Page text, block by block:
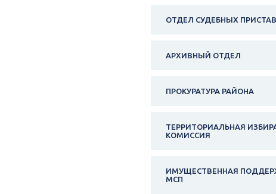
ОТДЕЛ СУДЕБНЫХ
АРХИВНЫЙ ОТДЕЛ
ПРОКУРАТУРА РАЙОНА
ТЕРРИТОРИАЛЬНАЯ
КОМИССИЯ
ИМУЩЕСТВЕННАЯ
МСП